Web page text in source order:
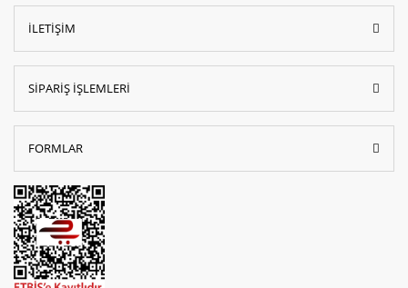
İLETİŞİM
SİPARİŞ İŞLEMLERİ
FORMLAR